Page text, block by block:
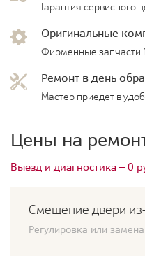
Гарантия сервисного
Оригинальные
Фирменные запчасти
Ремонт в день
Мастер приедет в
Цены на
Выезд и диагностика — 0
Смещение двери
Регулировка или